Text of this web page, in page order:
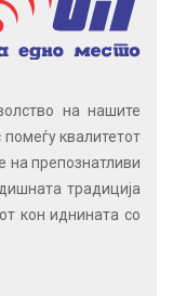
на нашите
помеѓу квалитетот
на препознатливи
традиција
кон иднината со